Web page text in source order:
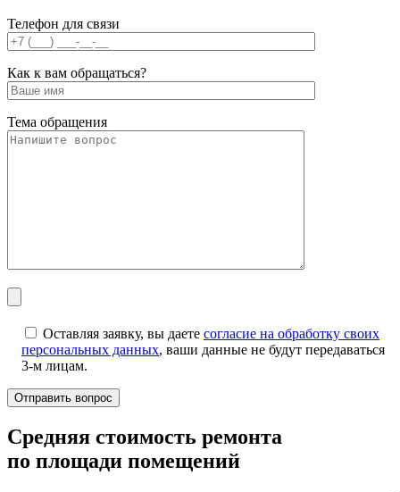
Телефон для связи
Как к вам обращаться?
Тема обращения
Оставляя заявку, вы даете согласие на обработку своих
персональных данных, ваши данные не будут передаваться
3-м лицам.
Cредняя стоимость ремонта
по площади помещений